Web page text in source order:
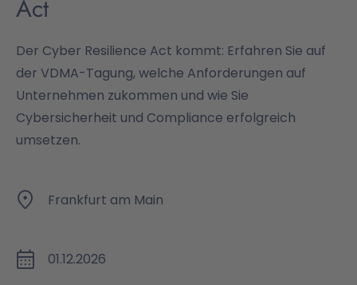
Act
Der Cyber Resilience Act kommt: Erfahren Sie auf
der VDMA-Tagung, welche Anforderungen auf
Unternehmen zukommen und wie Sie
Cybersicherheit und Compliance erfolgreich
umsetzen.
Frankfurt am Main
01.12.2026